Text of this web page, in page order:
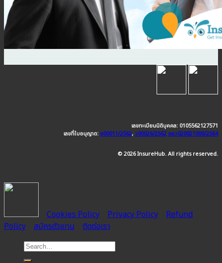
เลขทะเบียนนิติบุคคล: 0105562127571
เลขที่ใบอนุญาต: ช00011/2562,ว00026/2562 อลว020021000/2564
© 2026 InsureHub. All rights reserved.
Cookies Policy Privacy Policy
Refund
Policy
สมัครตัวแทน ติดต่อเรา